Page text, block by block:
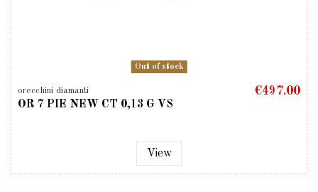
Out of stock
orecchini diamanti
OR 7 PIE NEW CT 0,13 G VS
€497.00
View